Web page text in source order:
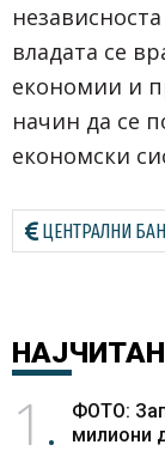
владата се
економии и
начин да се
економски
ЦЕНТРАЛНИ
1
ФОТО:
милиони